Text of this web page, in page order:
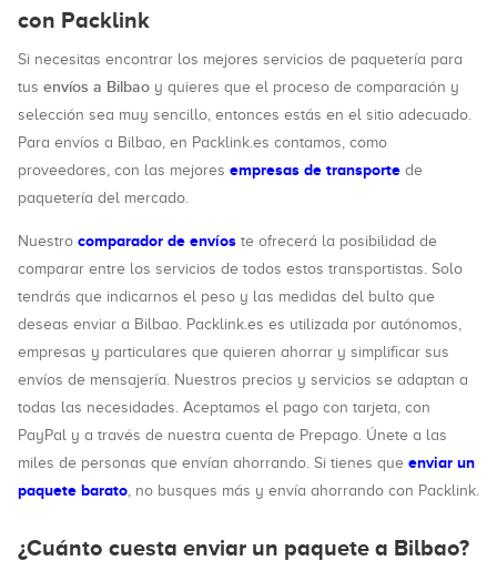
con Packlink
Si necesitas encontrar los mejores servicios de paquetería para
tus envíos a Bilbao y quieres que el proceso de comparación y
selección sea muy sencillo, entonces estás en el sitio adecuado.
Para envíos a Bilbao, en Packlink.es contamos, como
proveedores, con las mejores empresas de transporte de
paquetería del mercado.
Nuestro comparador de envíos te ofrecerá la posibilidad de
comparar entre los servicios de todos estos transportistas. Solo
tendrás que indicarnos el peso y las medidas del bulto que
deseas enviar a Bilbao. Packlink.es es utilizada por autónomos,
empresas y particulares que quieren ahorrar y simplificar sus
envíos de mensajería. Nuestros precios y servicios se adaptan a
todas las necesidades. Aceptamos el pago con tarjeta, con
PayPal y a través de nuestra cuenta de Prepago. Únete a las
miles de personas que envían ahorrando. Si tienes que enviar un
paquete barato, no busques más y envía ahorrando con Packlink.
¿Cuánto cuesta enviar un paquete a Bilbao?